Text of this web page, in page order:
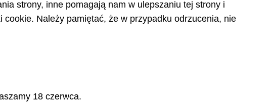
18 czerwca.
strony, inne pomagają nam w ulepszaniu tej strony i
Należy pamiętać, że w przypadku odrzucenia, nie